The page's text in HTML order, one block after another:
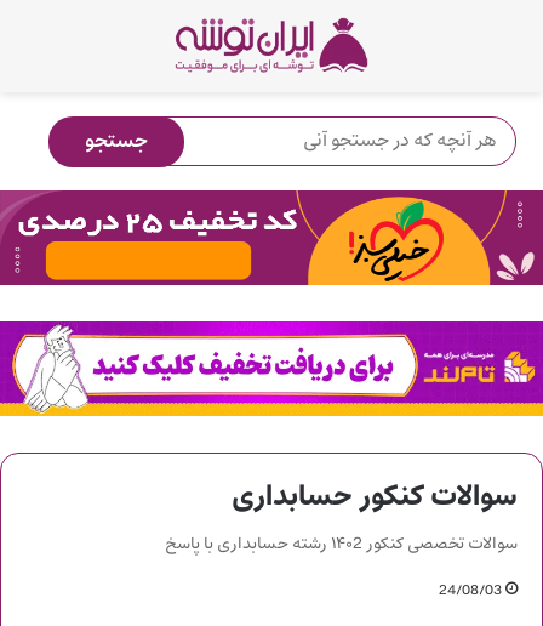
سوالات کنکور حسابداری
سوالات تخصصی کنکور ۱۴۰2 رشته حسابداری با پاسخ
24/08/03